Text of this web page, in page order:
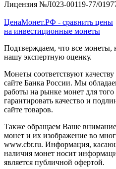
Лицензия №Л023-00119-77/
ЦенаМонет.РФ - сравнить цены
на инвестиционные монеты
Подтверждаем, что все
нашу экспертную оценку.
Монеты соответствуют
сайте Банка России. Мы
работы на рынке монет для
гарантировать качество и
сайте товаров.
Также обращаем Ваше
монет и их изображение во
www.cbr.ru. Информация,
наличия монет носит
является публичной офертой.